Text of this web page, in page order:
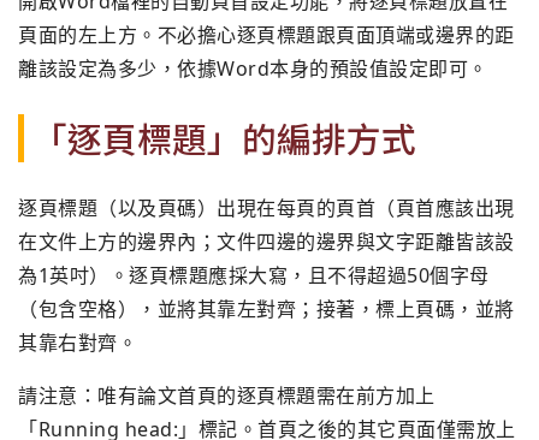
頁面的左上方。不必擔心逐頁標題跟頁面頂端或邊界的距
離該設定為多少，依據Word本身的預設值設定即可。
「逐頁標題」的編排方式
逐頁標題（以及頁碼）出現在每頁的頁首（頁首應該出現
在文件上方的邊界內；文件四邊的邊界與文字距離皆該設
為1英吋）。逐頁標題應採大寫，且不得超過50個字母
（包含空格），並將其靠左對齊；接著，標上頁碼，並將
其靠右對齊。
請注意：唯有論文首頁的逐頁標題需在前方加上
「Running head:」標記。首頁之後的其它頁面僅需放上